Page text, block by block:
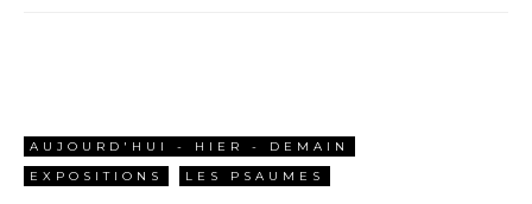
AUJOURD'HUI - HIER - DEMAIN
EXPOSITIONS
LES PSAUMES